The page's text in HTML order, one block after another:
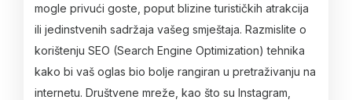
mogle privući goste, poput blizine turističkih atrakcija
ili jedinstvenih sadržaja vašeg smještaja. Razmislite o
korištenju SEO (Search Engine Optimization) tehnika
kako bi vaš oglas bio bolje rangiran u pretraživanju na
internetu. Društvene mreže, kao što su Instagram,